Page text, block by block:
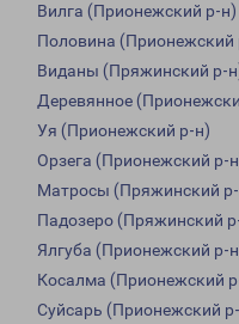
Вилга (Прионежский р-н)
Половина (Прионежский
Виданы (Пряжинский р-
Деревянное
Уя (Прионежский р-н)
Орзега (Прионежский р-
Матросы (Пряжинский
Падозеро (Пряжинский
Ялгуба (Прионежский р-
Косалма (Прионежский
Суйсарь (Прионежский